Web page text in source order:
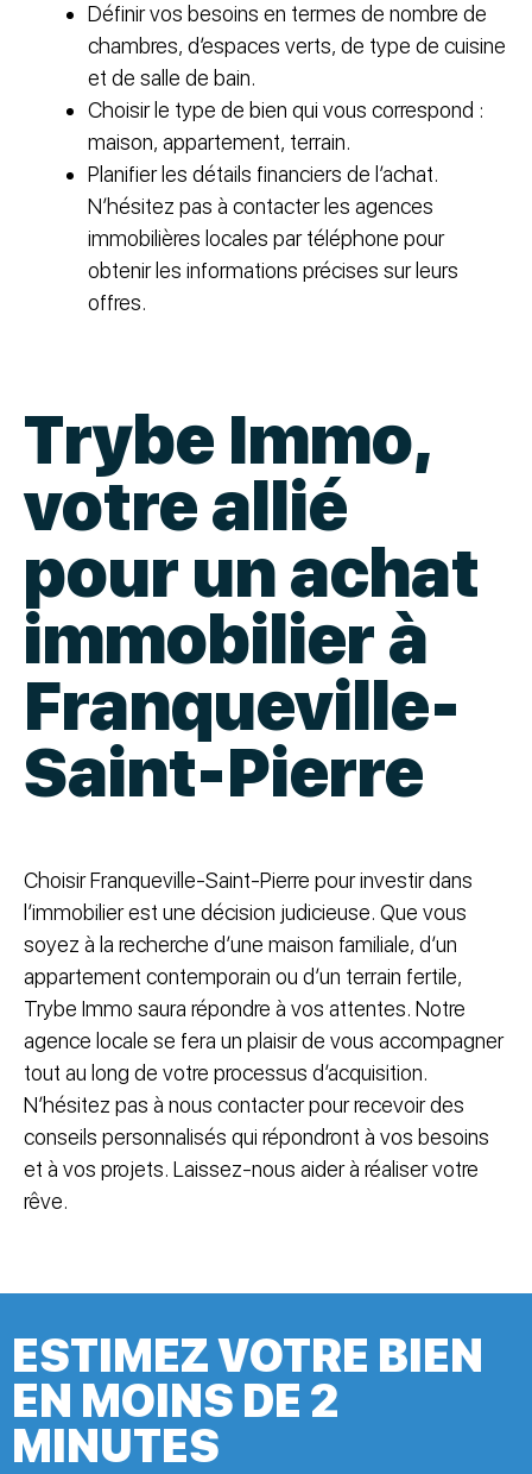
Définir vos besoins en termes de nombre de
chambres, d’espaces verts, de type de cuisine
et de salle de bain.
Choisir le type de bien qui vous correspond :
maison, appartement, terrain.
Planifier les détails financiers de l’achat.
N’hésitez pas à contacter les agences
immobilières locales par téléphone pour
obtenir les informations précises sur leurs
offres.
Trybe Immo,
votre allié
pour un achat
immobilier à
Franqueville-
Saint-Pierre
Choisir Franqueville-Saint-Pierre pour investir dans
l’immobilier est une décision judicieuse. Que vous
soyez à la recherche d’une maison familiale, d’un
appartement contemporain ou d’un terrain fertile,
Trybe Immo saura répondre à vos attentes. Notre
agence locale se fera un plaisir de vous accompagner
tout au long de votre processus d’acquisition.
N’hésitez pas à nous contacter pour recevoir des
conseils personnalisés qui répondront à vos besoins
et à vos projets. Laissez-nous aider à réaliser votre
rêve.
ESTIMEZ VOTRE BIEN
EN MOINS DE 2
MINUTES